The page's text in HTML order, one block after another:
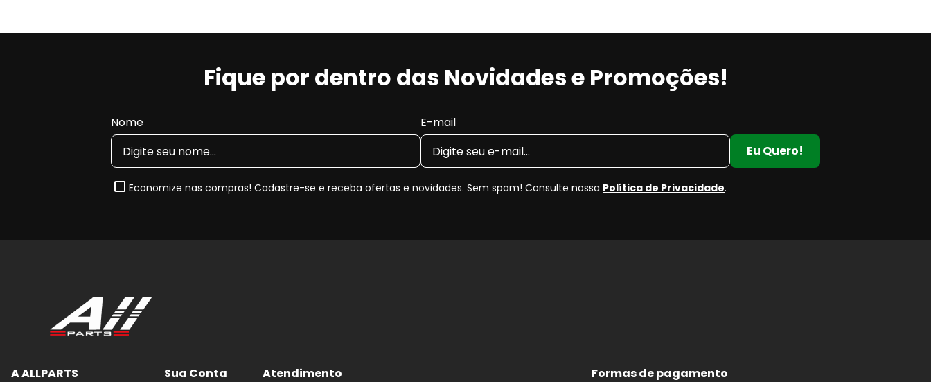
Fique por dentro das Novidades e Promoções!
Nome
E-mail
Eu Quero!
Economize nas compras! Cadastre-se e receba ofertas e novidades. Sem spam! Consulte nossa Política de Privacidade.
A ALLPARTS
Sua Conta
Atendimento
Formas de pagamento